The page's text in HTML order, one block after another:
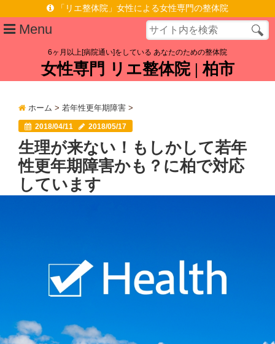
「リエ整体院」女性による女性専門の整体院
Menu
プロフィール
症状メニュー
慢性腰痛を根本原因から改善へ | 女性専門 | 柏駅東口徒歩6分
脊柱管狭窄症なら | 女性専門 リエ整体院 | 柏駅東口徒歩6分
Close
6ヶ月以上[病院通い]をしている あなたのための整体院
女性専門 リエ整体院 | 柏市
ホーム > 若年性更年期障害 >
2018/04/11 2018/05/17
生理が来ない！もしかして若年
性更年期障害かも？に柏で対応
しています